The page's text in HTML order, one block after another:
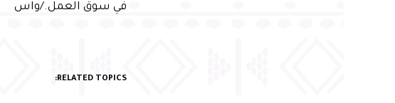
في سوق العمل./واس
RELATED TOPICS: